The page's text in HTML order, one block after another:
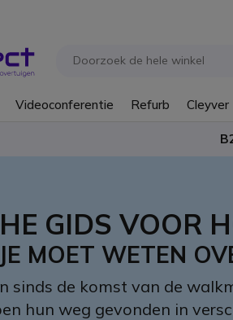
Videoconferentie Refurb Cleyver
GIDS VOOR
MOET WETEN
sinds de komst van de
hun weg gevonden in